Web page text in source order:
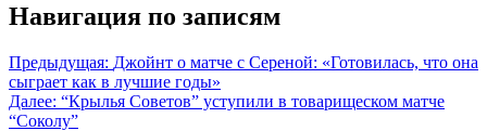
Навигация по записям
Предыдущая: Джойнт о матче с Сереной: «Готовилась, что она
сыграет как в лучшие годы»
Далее: “Крылья Советов” уступили в товарищеском матче
“Соколу”